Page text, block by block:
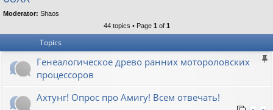
s
Moderator: Shaos
44 topics • Page 1 of 1
Topics
Генеалогическое древо ранних мотороловских
процессоров
Ахтунг! Опрос про Амигу! Всем отвечать!